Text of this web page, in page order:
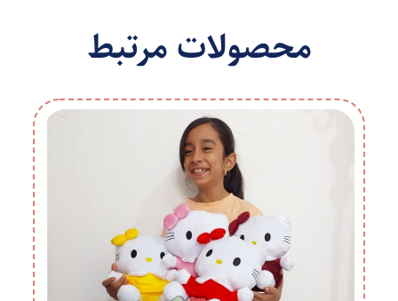
محصولات مرتبط